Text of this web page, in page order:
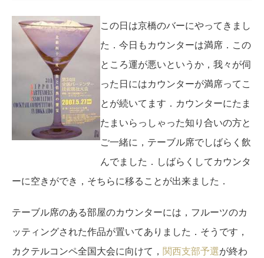
この日は京橋のバーにやってきまし
た．今日もカウンターは満席．この
ところ運が悪いというか，我々が伺
った日にはカウンターが満席ってこ
とが続いてます．カウンターにたま
たまいらっしゃった知り合いの方と
ご一緒に，テーブル席でしばらく飲
んでました．しばらくしてカウンタ
ーに空きができ，そちらに移ることが出来ました．
テーブル席のある部屋のカウンターには，フルーツのカ
ッティングされた作品が置いてありました．そうです，
カクテルコンペ全国大会に向けて， 関西支部予選が終わ